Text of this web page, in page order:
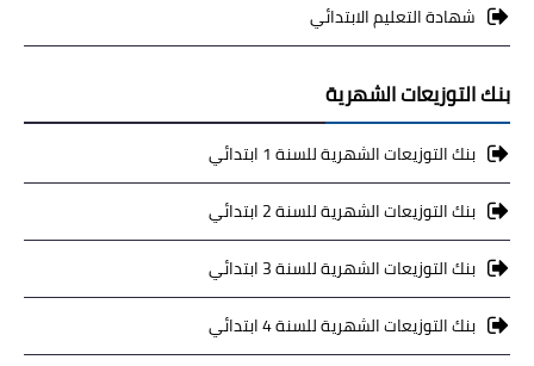
شهادة التعليم الابتدائي
بنك التوزيعات الشهرية
بنك التوزيعات الشهرية للسنة 1 ابتدائي
بنك التوزيعات الشهرية للسنة 2 ابتدائي
بنك التوزيعات الشهرية للسنة 3 ابتدائي
بنك التوزيعات الشهرية للسنة 4 ابتدائي